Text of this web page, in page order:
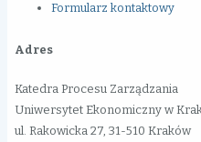
Formularz kontaktowy
Adres
Katedra Procesu Zarządzania
Uniwersytet Ekonomiczny w
ul. Rakowicka 27, 31-510 Kraków